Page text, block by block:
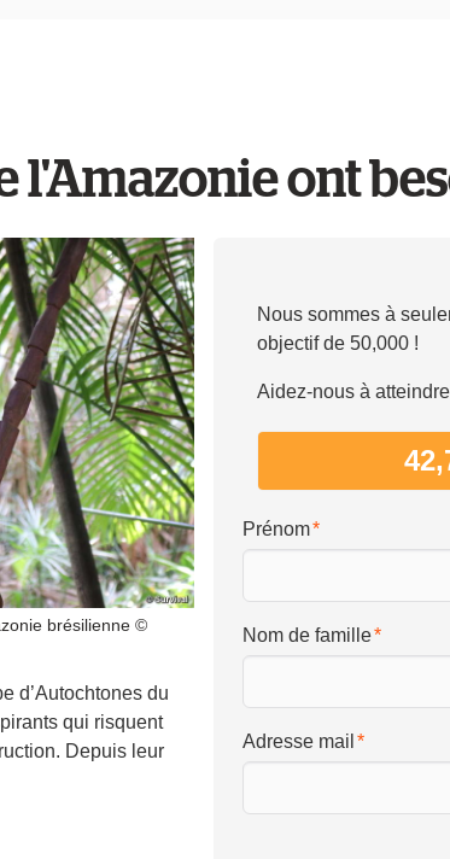
l'Amazonie ont
brésilienne ©
d’Autochtones du
qui risquent
Depuis leur
Nous sommes à
objectif de 50,000 !
Aidez-nous à
Prénom
Nom de famille
Adresse mail